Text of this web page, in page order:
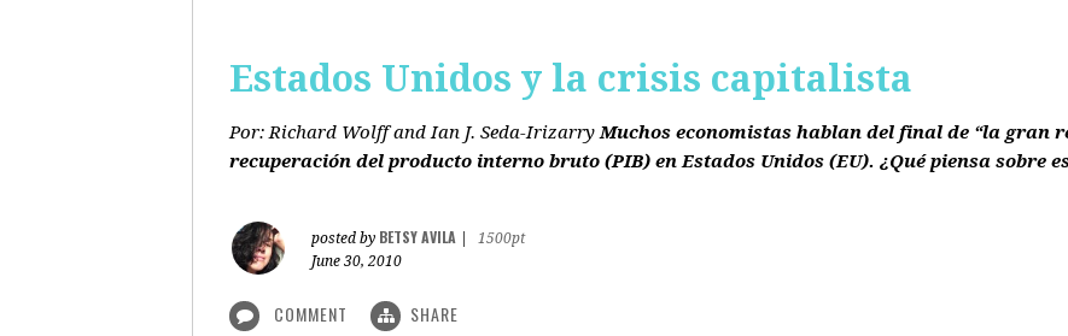
Estados Unidos y la crisis capitalista
Por: Richard Wolff and Ian J. Seda-Irizarry Muchos economistas hablan del final de “la gran
recuperación del producto interno bruto (PIB) en Estados Unidos (EU). ¿Qué piensa sobre
posted by BETSY AVILA
1500pt
June 30, 2010
COMMENT SHARE